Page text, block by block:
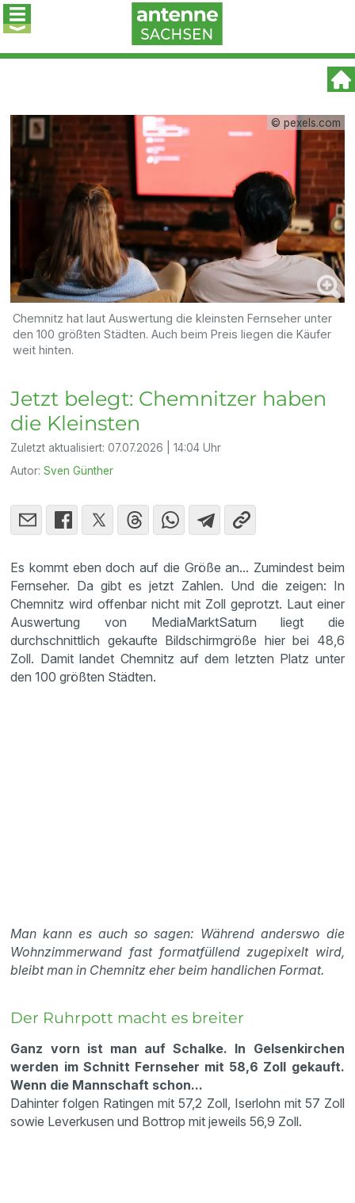
© pexels.com
Chemnitz hat laut Auswertung die kleinsten Fernseher unter
den 100 größten Städten. Auch beim Preis liegen die Käufer
weit hinten.
Jetzt belegt: Chemnitzer haben
die Kleinsten
Zuletzt aktualisiert:07.07.2026 | 14:04 Uhr
Autor:Sven Günther
Es kommt eben doch auf die Größe an... Zumindest beim
Fernseher. Da gibt es jetzt Zahlen. Und die zeigen: In
Chemnitz wird offenbar nicht mit Zoll geprotzt. Laut einer
Auswertung von MediaMarktSaturn liegt die
durchschnittlich gekaufte Bildschirmgröße hier bei 48,6
Zoll. Damit landet Chemnitz auf dem letzten Platz unter
den 100 größten Städten.
Man kann es auch so sagen: Während anderswo die
Wohnzimmerwand fast formatfüllend zugepixelt wird,
bleibt man in Chemnitz eher beim handlichen Format.
Der Ruhrpott macht es breiter
Ganz vorn ist man auf Schalke. In Gelsenkirchen
werden im Schnitt Fernseher mit 58,6 Zoll gekauft.
Wenn die Mannschaft schon...
Dahinter folgen Ratingen mit 57,2 Zoll, Iserlohn mit 57 Zoll
sowie Leverkusen und Bottrop mit jeweils 56,9 Zoll.